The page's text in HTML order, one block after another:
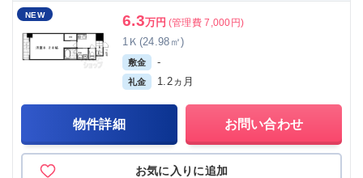
NEW 6.3万円 (管理費 7,000円)
1Ｋ(24.98㎡)
敷金 -
礼金 1.2ヵ月
物件詳細 お問い合わせ
お気に入りに追加